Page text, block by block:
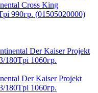
Cross King
990гр. (01505020000)
Der Kaiser Projekt
180Tpi 1060гр.